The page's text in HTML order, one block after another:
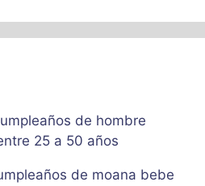
de hombre
25 a 50 años
de moana bebe